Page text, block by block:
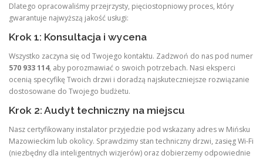
Dlatego opracowaliśmy przejrzysty, pięciostopniowy proces, który
gwarantuje najwyższą jakość usługi:
Krok 1: Konsultacja i wycena
Wszystko zaczyna się od Twojego kontaktu. Zadzwoń do nas pod numer
570 933 114, aby porozmawiać o swoich potrzebach. Nasi eksperci
ocenią specyfikę Twoich drzwi i doradzą najskuteczniejsze rozwiązanie
dostosowane do Twojego budżetu.
Krok 2: Audyt techniczny na miejscu
Nasz certyfikowany instalator przyjedzie pod wskazany adres w Mińsku
Mazowieckim lub okolicy. Sprawdzimy stan techniczny drzwi, zasięg Wi-Fi
(niezbędny dla inteligentnych wizjerów) oraz dobierzemy odpowiednie